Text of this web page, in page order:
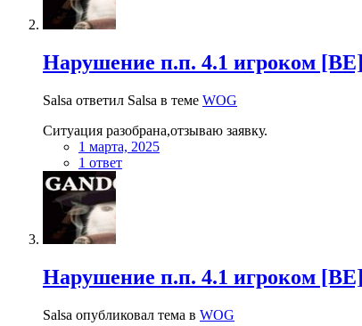
Нарушение п.п. 4.1 игроком
Salsa ответил Salsa в теме WOG
Ситуация разобрана,отзываю заявку.
1 марта, 2025
1 ответ
Нарушение п.п. 4.1 игроком
Salsa опубликовал тема в WOG